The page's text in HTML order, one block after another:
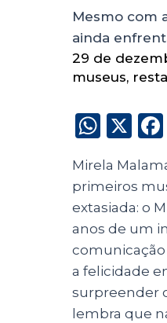
Mesmo com
ainda
29 de
museus,
W
a
ts
A
p
p
X
Mirela
primeiros
extasiada: o
anos de um
comunicação
a felicidade
surpreender
lembra que